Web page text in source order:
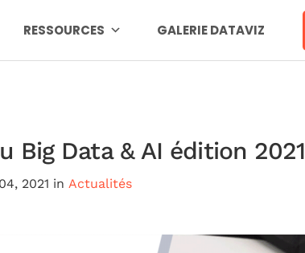
RESSOURCES GALERIE DATAVIZ
Big Data & AI édition 2021
2021 inActualités